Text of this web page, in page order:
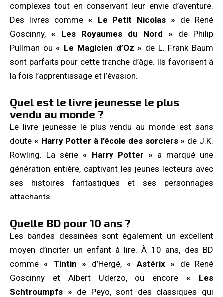
complexes tout en conservant leur envie d’aventure.
Des livres comme « Le Petit Nicolas » de René
Goscinny, « Les Royaumes du Nord » de Philip
Pullman ou« Le Magicien d’Oz » de L. Frank Baum
sont parfaits pour cette tranche d’âge. Ils favorisent à
la fois l’apprentissage et l’évasion.
Quel est le livre jeunesse le plus
vendu au monde ?
Le livre jeunesse le plus vendu au monde est sans
doute « Harry Potter à l’école des sorciers » de J.K.
Rowling. La série « Harry Potter » a marqué une
génération entière, captivant les jeunes lecteurs avec
ses histoires fantastiques et ses personnages
attachants.
Quelle BD pour 10 ans ?
Les bandes dessinées sont également un excellent
moyen d’inciter un enfant à lire. À 10 ans, des BD
comme« Tintin » d’Hergé,« Astérix » de René
Goscinny et Albert Uderzo, ou encore« Les
Schtroumpfs » de Peyo, sont des classiques qui